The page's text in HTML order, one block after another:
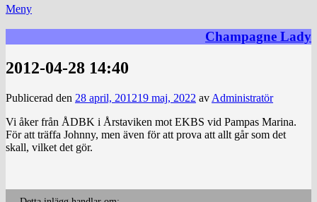
Meny
Champagne Lady
2012-04-28 14:40
Publicerad den 28 april, 201219 maj, 2022 av Administratör
Vi åker från ÅDBK i Årstaviken mot EKBS vid Pampas Marina.
För att träffa Johnny, men även för att prova att allt går som det
skall, vilket det gör.